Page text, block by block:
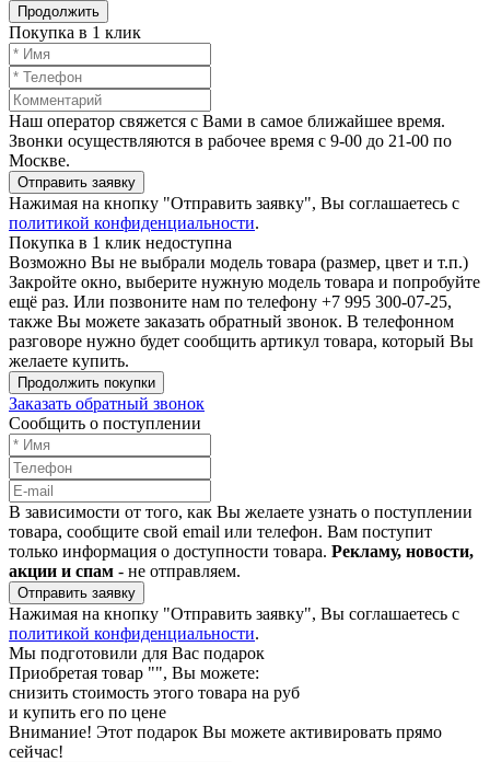
Продолжить
Покупка в 1 клик
Наш оператор свяжется с Вами в самое ближайшее время.
Звонки осуществляются в рабочее время с 9-00 до 21-00 по
Москве.
Отправить заявку
Нажимая на кнопку "Отправить заявку", Вы соглашаетесь с
политикой конфиденциальности.
Покупка в 1 клик недоступна
Возможно Вы не выбрали модель товара (размер, цвет и т.п.)
Закройте окно, выберите нужную модель товара и попробуйте
ещё раз. Или позвоните нам по телефону +7 995 300-07-25,
также Вы можете заказать обратный звонок. В телефонном
разговоре нужно будет сообщить артикул товара, который Вы
желаете купить.
Продолжить покупки
Заказать обратный звонок
Сообщить о поступлении
В зависимости от того, как Вы желаете узнать о поступлении
товара, сообщите свой email или телефон. Вам поступит
только информация о доступности товара. Рекламу, новости,
акции и спам - не отправляем.
Отправить заявку
Нажимая на кнопку "Отправить заявку", Вы соглашаетесь с
политикой конфиденциальности.
Мы подготовили для Вас подарок
Приобретая товар "", Вы можете:
снизить стоимость этого товара на руб
и купить его по цене
Внимание! Этот подарок Вы можете активировать прямо
сейчас!